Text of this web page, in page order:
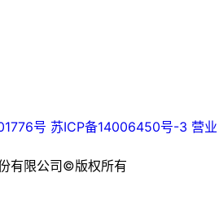
号 苏ICP备14006450号-3 营业
有限公司©版权所有